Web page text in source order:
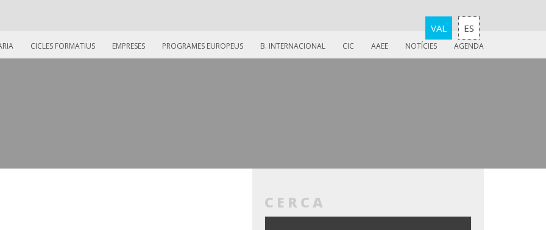
VAL ES
CICLES FORMATIUS EMPRESES PROGRAMES EUROPEUS B. INTERNACIONAL CIC AAEE NOTÍCIES AGENDA
CERCA